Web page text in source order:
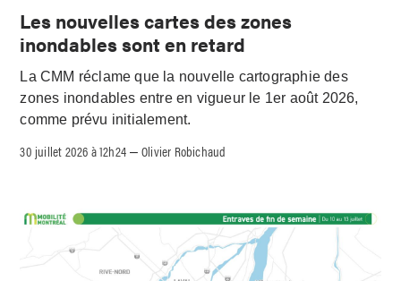
Les nouvelles cartes des zones
inondables sont en retard
La CMM réclame que la nouvelle cartographie des
zones inondables entre en vigueur le 1er août 2026,
comme prévu initialement.
30 juillet 2026 à 12h24 –Olivier Robichaud